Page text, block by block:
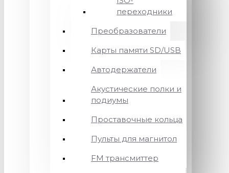
переходники
Преобразователи
Карты памяти SD/USB
Автодержатели
Акустические полки и
подиумы
Проставочные кольца
Пульты для магнитол
FM трансмиттер